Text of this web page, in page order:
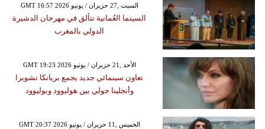
GMT 16:57 2026 السبت ,27 حزيران / يونيو
السينما العُمانية تتألق في مهرجان الدشيرة
الدولي بالمغرب
GMT 19:23 2026 الأحد ,21 حزيران / يونيو
تعاون سينمائي جديد يجمع بريانكا تشوبرا
وأنجلينا جولي بين هوليوود وبوليوود
GMT 20:37 2026 الخميس ,11 حزيران / يونيو